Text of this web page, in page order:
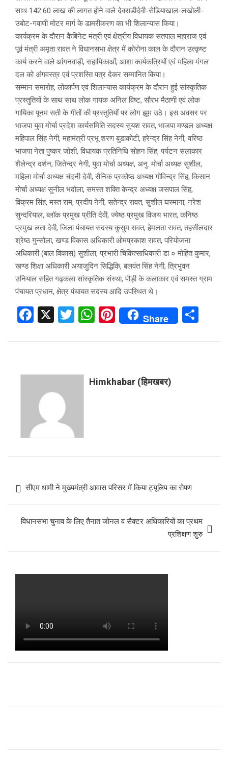
साथ 142.60 लाख की लागत होने वाले देवराडीदेवी-सेडियाखाल-लखोली-
उबोट-गवाणी मोटर मार्ग के डामरीकरण का भी शिलान्यास किया।
कार्यक्रम के दौरान कैबिनेट मंत्री एवं क्षेत्रीय विधायक सतपाल महाराज एवं
पूर्व मंत्री अमृता रावत ने विधानसभा क्षेत्र में कोरोना काल के दौरान उत्कृष्ट
कार्य करने वाले आंगनवाड़ी, सहायिकाओं, आशा कार्यकत्रियों एवं महिला मंगल
दल को अंगवस्त्र एवं प्रशस्ति पत्र देकर सम्मानित किया।
सम्मान समारोह, लोकार्पण एवं शिलान्यास कार्यक्रम के दौरान हुई सांस्कृतिक
प्रस्तुतियों के साथ साथ लोक गायक अनिल विष्ट, सौरभ मैठाणी एवं लोक
गायिका पूनम सती के गीतों की प्रस्तुतियों पर लोग झूम उठे। इस अवसर पर
भाजपा युवा मोर्चा प्रदेश कार्यसमिति सदस्य सुयश रावत, भाजपा मण्डल अध्यक्ष
महिपाल सिंह नेगी, महामंत्री प्रभू शरण बुडाकोटी, हरेन्द्र सिंह नेगी, वरिष्ठ
भाजपा नेता पुष्कर जोशी, विधायक प्रतिनिधि सोहन सिंह, पर्यटन सलाकार
शैलेन्द्र दर्शन, जितेन्द्र नेगी, युवा मोर्चा अध्यक्ष, अनु. मोर्चा अध्यक्ष सुशील,
महिला मोर्चा अध्यक्ष चंदनी देवी, सैनिक प्रकोष्ठ अध्यक्ष गोविन्द्र सिंह, किसान
मोर्चा अध्यक्ष सुनील भदोला, समस्त शक्ति केन्द्र अध्यक्ष जसपाल सिंह,
विक्रम सिंह, मस्त राम, प्रदीप नेगी, सतेन्द्र रावत, सुशील घस्माना, नरेश
सुन्दरियाल, ब्लॉक प्रमुख प्रीति देवी, ज्येष्ठ प्रमुख विजय भारत, कनिष्ठ
प्रमुख लता देवी, जिला पंचायत सदस्य कुसुम रावत, हेमलता रावत, तहसीलदार
श्रेष्ठ गुन्सोला, खण्ड विकास अधिकारी ओमप्रकाश रावत, परियोजना
अधिकारी (बाल विकास) सुशीला, प्रभारी चिकित्साधिकारी डा ० मोहित कुमार,
खण्ड शिक्षा अधिकारी अयाजुदिन सिद्धिकि, बलवंत सिंह नेगी, त्रिभुवन
उनियाल सहित गढ़कला सांस्कृतिक संस्था, पौड़ी के कलाकार एवं समस्त ग्राम
पंचायत प्रधान, क्षेत्र पंचायत सदस्य आदि उपस्थित थे।
F
ce
o
o
k
X
T
tt
W
at
A
Pi
er
t
Share
ar
Himkhabar (हिमखबर)
navigation
सीएम धामी ने मुख्यमंत्री आवास परिसर में किया ट्यूलिप का रोपण
विधानसभा चुनाव के लिए तैनात जोनल व सैक्टर अधिकारियों का प्रथम
प्रशिक्षण शुरु